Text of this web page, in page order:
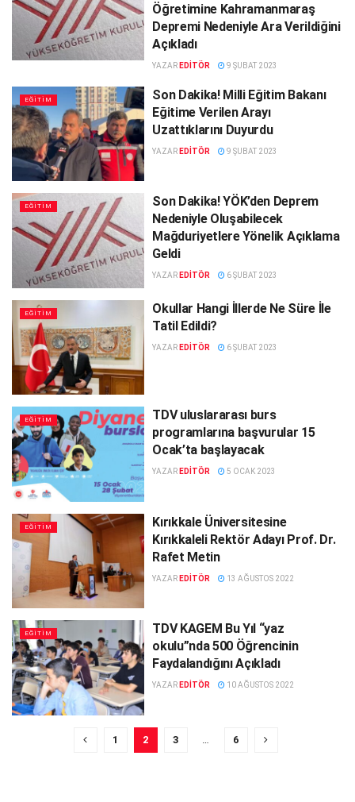
Öğretimine Kahramanmaraş
Depremi Nedeniyle Ara Verildiğini
Açıkladı
YAZAR EDITÖR 9 ŞUBAT 2023
EĞITIM
Son Dakika! Milli Eğitim Bakanı
Eğitime Verilen Arayı
Uzattıklarını Duyurdu
YAZAR EDITÖR 9 ŞUBAT 2023
EĞITIM
Son Dakika! YÖK’den Deprem
Nedeniyle Oluşabilecek
Mağduriyetlere Yönelik Açıklama
Geldi
YAZAR EDITÖR 6 ŞUBAT 2023
EĞITIM
Okullar Hangi İllerde Ne Süre İle
Tatil Edildi?
YAZAR EDITÖR 6 ŞUBAT 2023
EĞITIM
TDV uluslararası burs
programlarına başvurular 15
Ocak’ta başlayacak
YAZAR EDITÖR 5 OCAK 2023
EĞITIM
Kırıkkale Üniversitesine
Kırıkkaleli Rektör Adayı Prof. Dr.
Rafet Metin
YAZAR EDITÖR 13 AĞUSTOS 2022
EĞITIM
TDV KAGEM Bu Yıl “yaz
okulu”nda 500 Öğrencinin
Faydalandığını Açıkladı
YAZAR EDITÖR 10 AĞUSTOS 2022
1 2 3 6